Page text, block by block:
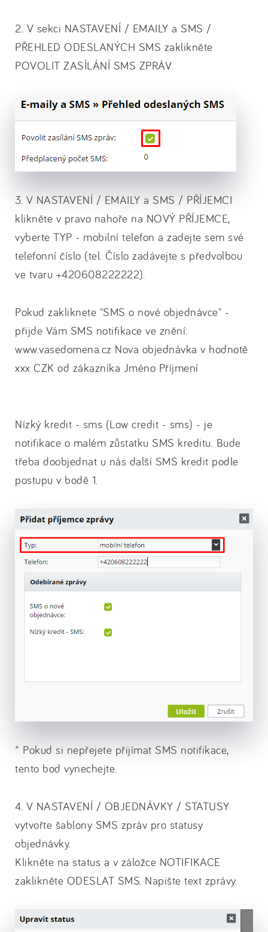
2. V sekci NASTAVENÍ / EMAILY a SMS /
PŘEHLED ODESLANÝCH SMS zaklikněte
POVOLIT ZASÍLÁNÍ SMS ZPRÁV
3. V NASTAVENÍ / EMAILY a SMS / PŘÍJEMCI
klikněte v pravo nahoře na NOVÝ PŘÍJEMCE,
vyberte TYP - mobilní telefon a zadejte sem své
telefonní číslo (tel. Číslo zadávejte s předvolbou
ve tvaru +420608222222).
Pokud zakliknete "SMS o nové objednávce" -
přijde Vám SMS notifikace ve znění:
www.vasedomena.cz Nova objednávka v hodnotě
xxx CZK od zákazníka Jméno Příjmení
Nízký kredit - sms (Low credit - sms) - je
notifikace o malém zůstatku SMS kreditu. Bude
třeba doobjednat u nás další SMS kredit podle
postupu v bodě 1.
* Pokud si nepřejete přijímat SMS notifikace,
tento bod vynechejte.
4. V NASTAVENÍ / OBJEDNÁVKY / STATUSY
vytvořte šablony SMS zpráv pro statusy
objednávky.
Klikněte na status a v záložce NOTIFIKACE
zaklikněte ODESLAT SMS. Napište text zprávy.